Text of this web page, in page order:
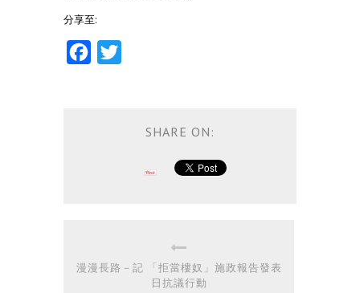
分享至:
Facebook
SHARE ON:
漫漫長路－記 「拒當樓奴」施政報告發表
日抗議行動